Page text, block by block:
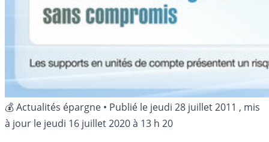
💰 Actualités épargne • Publié le jeudi 28 juillet 2011 , mis
à jour le jeudi 16 juillet 2020 à 13 h 20